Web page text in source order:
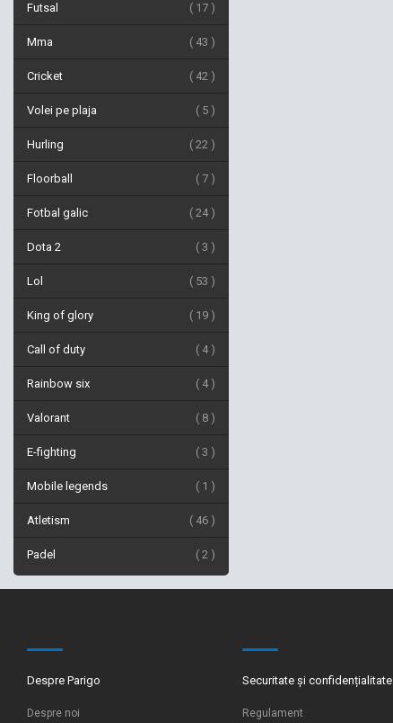
Futsal 17
Mma 43
Cricket 42
Volei pe plaja 5
Hurling 22
Floorball 7
Fotbal galic 24
Dota 2 3
Lol 53
King of glory 19
Call of duty 4
Rainbow six 4
Valorant 8
E-fighting 3
Mobile legends 1
Atletism 46
Padel 2
Despre Parigo
Despre noi
Securitate și confidențialitate
Regulament